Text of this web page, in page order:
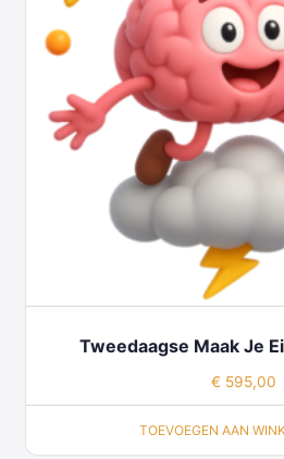
Tweedaagse Maak Je
€ 595,00
TOEVOEGEN AAN